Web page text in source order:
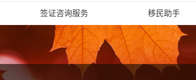
签证咨询服务 移民助手